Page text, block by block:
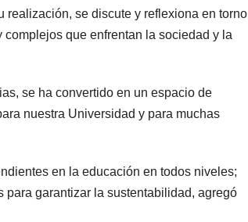
realización, se discute y reflexiona en torno
que enfrentan la sociedad y la
se ha convertido en un espacio de
nuestra Universidad y para muchas
en la educación en todos niveles;
para garantizar la sustentabilidad, agregó